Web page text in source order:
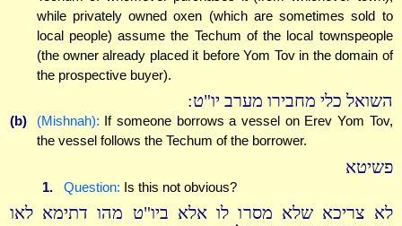
while privately owned oxen (which are sometimes sold to
local people) assume the Techum of the local townspeople
(the owner already placed it before Yom Tov in the domain of
the prospective buyer).
השואל כלי מחבירו מערב יו"ט:
(b) (Mishnah): If someone borrows a vessel on Erev Yom Tov,
the vessel follows the Techum of the borrower.
פשיטא
1. Question: Is this not obvious?
לא צריכא שלא מסרו לו אלא ביו"ט מהו דתימא לאו